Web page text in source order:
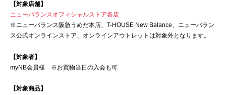
【対象店舗】
ニューバランスオフィシャルストア各店
※ニューバランス阪急うめだ本店、T-HOUSE New Balance、ニューバラン
ス公式オンラインストア、オンラインアウトレットは対象外となります。
【対象者】
myNB会員様 ※お買物当日の入会も可
【対象商品】